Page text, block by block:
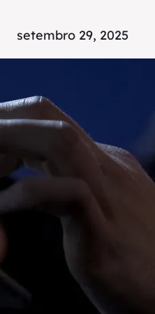
setembro 29, 2025